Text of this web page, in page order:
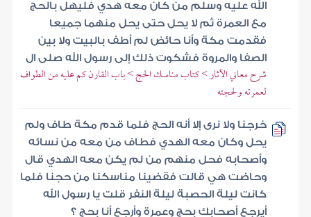
الله عليه وسلم من كان معه هدي فليهل بالحج
مع العمرة ثم لا يحل حتى يحل منهما جميعا
فقدمت مكة وأنا حائض لم أطف بالبيت ولا بين
الصفا والمروة فشكوت ذلك إلى رسول الله صلى ال
شرح معاني الآثار > كتاب مناسك الحج > باب القارن كم عليه من الطواف
لعمرته ولحجته
خرجنا ولا نرى إلا أنه الحج فلما قدم مكة طاف ولم
يحل وكان معه الهدي فطاف من معه من نسائه
وأصحابه فحل منهم من لم يكن معه الهدي قال
وحاضت هي قالت فقضينا مناسكنا من حجنا فلما
كانت ليلة الحصبة ليلة النفر قلت يا رسول الله
أيرجع أصحابك بحج وعمرة وأرجع أنا بحج ؟